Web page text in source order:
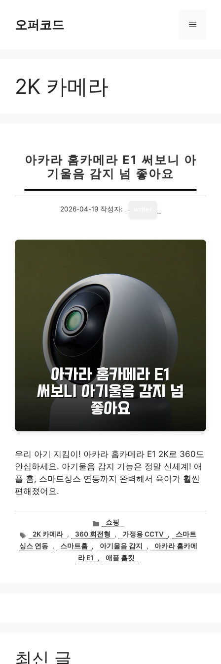
오퍼코드 메
2K 카메라
아카라 홈카메라 E1 써보니 아
기울음 감지 넘 좋아요
2026-04-19 작성자:
우리 아기 지킴이! 아카라 홈카메라 E1 2K로 360도
안심하세요. 아기울음 감지 기능은 정말 신세계! 애
플 홈, 스마트싱스 연동까지 완벽해서 육아가 훨씬
편해졌어요.
카
테
고
리
쇼핑
태
그
2K 카메라 , 360 회전형 , 가정용 CCTV ,
스마트
싱스 연동 , 스마트홈 , 아기울음 감지 ,
아카라 홈카메
라 E1
, 애플 홈킷
최신 글